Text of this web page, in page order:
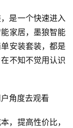
是一个快速进入
家居，墨狼智能
安装套装，都是
不知不觉用认识
，提高性价比，